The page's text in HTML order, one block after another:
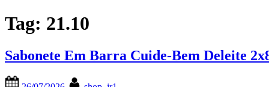
Tag: 21.10
Sabonete Em Barra Cuide-Bem Deleite